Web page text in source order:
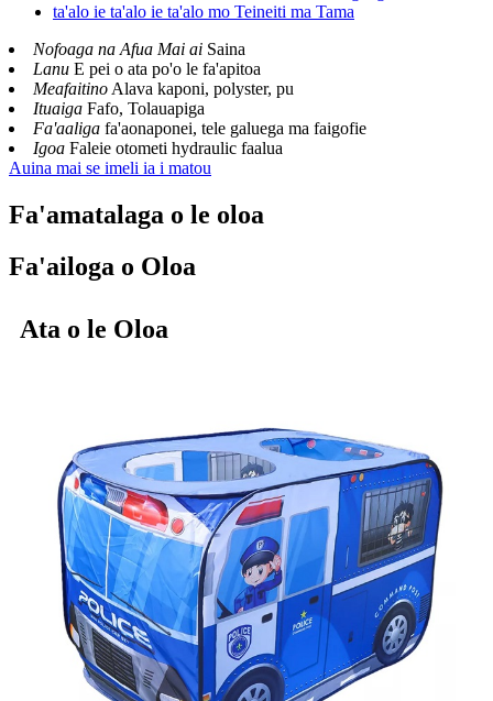
Nofoaga na Afua Mai ai Saina
Lanu E pei o ata po'o le fa'apitoa
Meafaitino Alava kaponi, polyster, pu
Ituaiga Fafo, Tolauapiga
Fa'aaliga fa'aonaponei, tele galuega ma faigofie
Igoa Faleie otometi hydraulic faalua
Auina mai se imeli ia i matou
Fa'amatalaga o le oloa
Fa'ailoga o Oloa
Ata o le Oloa